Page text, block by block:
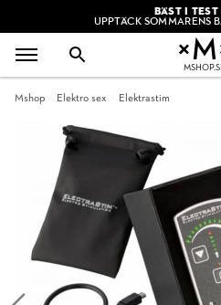
BÄST I
UPPTÄCK SOMMARENS
Mshop Elektro sex Elektrastim